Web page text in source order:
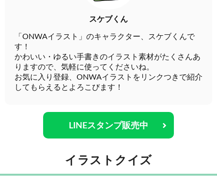
スケブくん
「ONWAイラスト」のキャラクター、スケブくんで
す！
かわいい・ゆるい手書きのイラスト素材がたくさんあ
りますので、気軽に使ってくださいね。
お気に入り登録、ONWAイラストをリンクつきで紹介
してもらえるとよろこびます！
LINEスタンプ販売中
イラストクイズ